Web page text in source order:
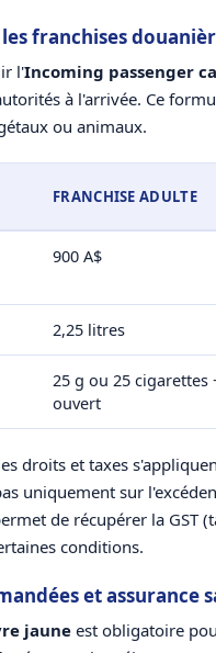
franchises
l'Incoming passenger
à l'arrivée. Ce
ou animaux.
FRANCHISE ADULTE
900 A$
2,25 litres
25 g ou 25 cigarettes
ouvert
droits et taxes
uniquement sur
de récupérer la GST
conditions.
et assurance
jaune est obligatoire